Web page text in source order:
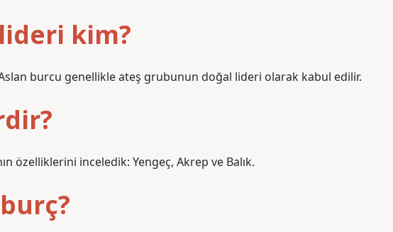
kim?
burcu genellikle ateş grubunun doğal lideri olarak kabul edilir.
özelliklerini inceledik: Yengeç, Akrep ve Balık.